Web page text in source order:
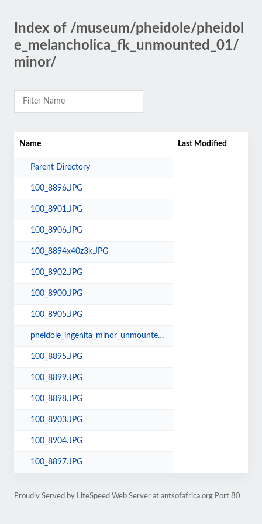
Index of /museum/pheidole/pheidol
e_melancholica_fk_unmounted_01/
minor/
Name Last Modified
Parent Directory
100_8896.JPG
100_8901.JPG
100_8906.JPG
100_8894x40z3k.JPG
100_8902.JPG
100_8900.JPG
100_8905.JPG
pheidole_ingenita_minor_unmounted_01.jpg
100_8895.JPG
100_8899.JPG
100_8898.JPG
100_8903.JPG
100_8904.JPG
100_8897.JPG
Proudly Served by LiteSpeed Web Server at antsofafrica.org Port 80